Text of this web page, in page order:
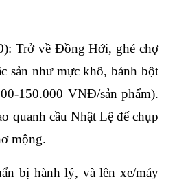
: Trở về Đồng Hới, ghé chợ
sản như mực khô, bánh bột
150.000 VNĐ/sản phẩm).
quanh cầu Nhật Lệ để chụp
mộng.
bị hành lý, và lên xe/máy